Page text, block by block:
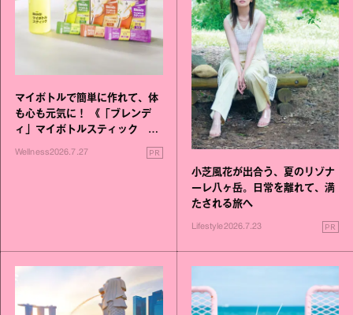
マイボトルで簡単に作れて、体
も心も元気に！ 《「ブレンデ
ィ」マイボトルスティック い
いこと毎日》シリーズが誕生
Wellness2026.7.27 PR
小芝風花が出合う、夏のリゾナ
ーレ八ヶ岳。日常を離れて、満
たされる旅へ
Lifestyle2026.7.23 PR